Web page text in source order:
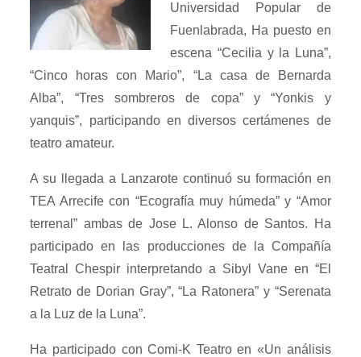
Universidad Popular de
Fuenlabrada, Ha puesto en
escena “Cecilia y la Luna”,
“Cinco horas con Mario”, “La casa de Bernarda
Alba”, “Tres sombreros de copa” y “Yonkis y
yanquis”, participando en diversos certámenes de
teatro amateur.
A su llegada a Lanzarote continuó su formación en
TEA Arrecife con “Ecografía muy húmeda” y “Amor
terrenal” ambas de Jose L. Alonso de Santos. Ha
participado en las producciones de la Compañía
Teatral Chespir interpretando a Sibyl Vane en “El
Retrato de Dorian Gray”, “La Ratonera” y “Serenata
a la Luz de la Luna”.
Ha participado con Comi-K Teatro en «Un análisis